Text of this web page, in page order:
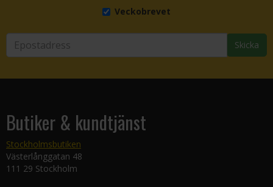
Veckobrevet
Skicka
Butiker & kundtjänst
Stockholmsbutiken
Västerlånggatan 48
111 29 Stockholm